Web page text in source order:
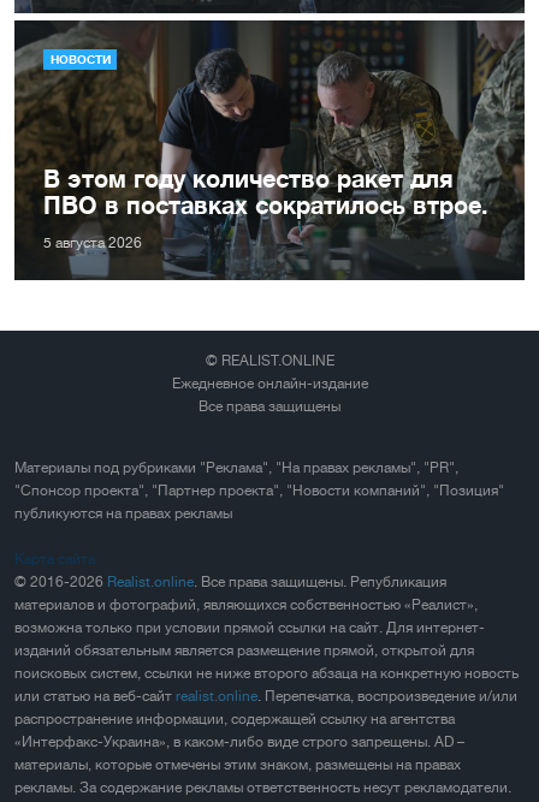
НОВОСТИ
В этом году количество ракет для
ПВО в поставках сократилось втрое.
5 августа 2026
© REALIST.ONLINE
Ежедневное онлайн-издание
Все права защищены
Материалы под рубриками "Реклама", "На правах рекламы", "PR",
"Спонсор проекта", "Партнер проекта", "Новости компаний", "Позиция"
публикуются на правах рекламы
Карта сайта
© 2016-2026 Realist.online . Все права защищены. Републикация
материалов и фотографий, являющихся собственностью «Реалист»,
возможна только при условии прямой ссылки на сайт. Для интернет-
изданий обязательным является размещение прямой, открытой для
поисковых систем, ссылки не ниже второго абзаца на конкретную новость
или статью на веб-сайт realist.online . Перепечатка, воспроизведение и/или
распространение информации, содержащей ссылку на агентства
«Интерфакс-Украина», в каком-либо виде строго запрещены. AD –
материалы, которые отмечены этим знаком, размещены на правах
рекламы. За содержание рекламы ответственность несут рекламодатели.